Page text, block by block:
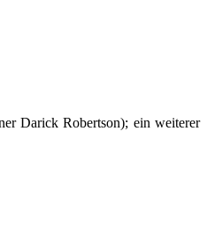
Darick Robertson); ein weiterer